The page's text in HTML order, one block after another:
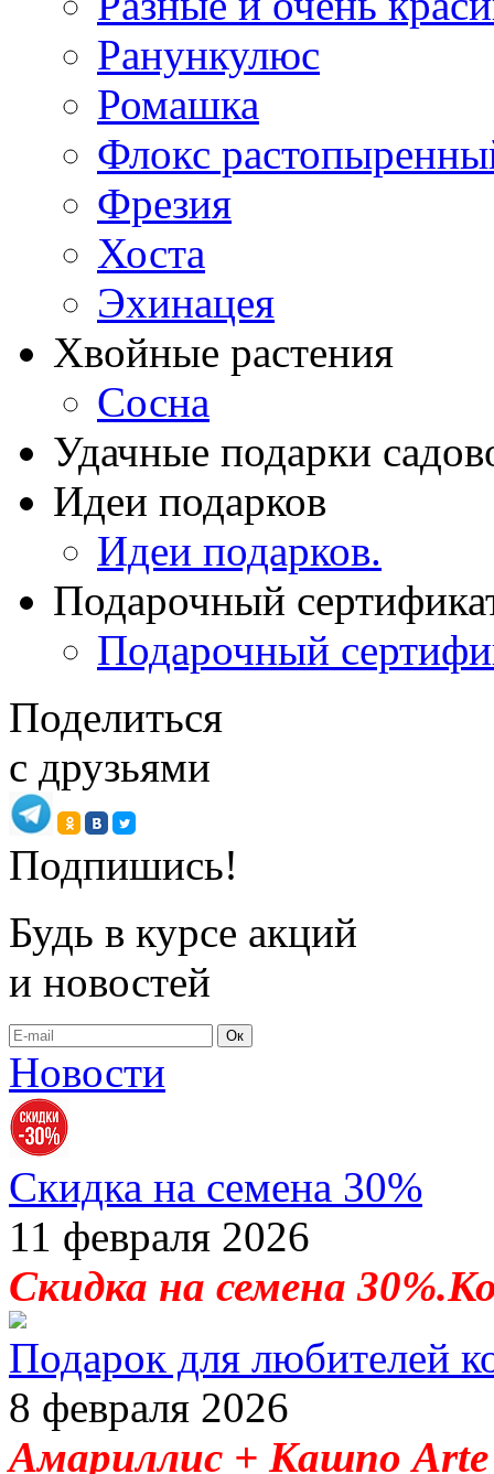
Ранункулюс
Ромашка
Флокс
Фрезия
Хоста
Эхинацея
Хвойные растения
Сосна
Удачные подарки
Идеи подарков
Идеи подарков.
Подарочный
Подарочный
Поделиться
с друзьями
Подпишись!
Будь в курсе акций
и новостей
Ок
Новости
Скидка на семена 30%
11 февраля 2026
Скидка на семена
Подарок для любителей
8 февраля 2026
Амариллис + Кашпо